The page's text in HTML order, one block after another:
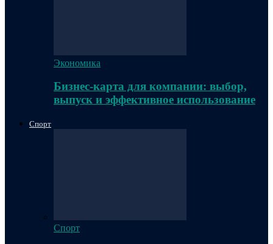
Экономика
Бизнес-карта для компании: выбор,
выпуск и эффективное использование
Спорт
Спорт